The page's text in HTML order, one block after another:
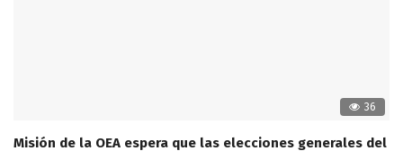
36
Misión de la OEA espera que las elecciones generales del